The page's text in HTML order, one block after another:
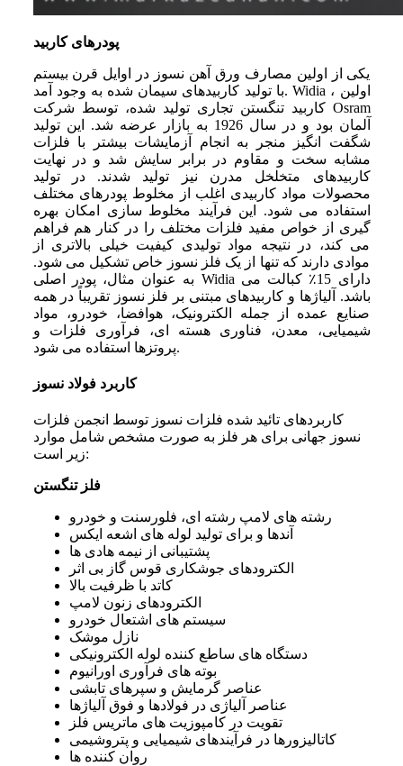
پودرهای کاربید
یکی از اولین مصارف ورق آهن نسوز در اوایل قرن بیستم
با تولید کاربیدهای سیمان شده به وجود آمد. Widia ، اولین
کاربید تنگستن تجاری تولید شده، توسط شرکت Osram
آلمان بود و در سال 1926 به بازار عرضه شد. این تولید
شگفت ‌انگیز منجر به انجام آزمایشات بیشتر با فلزات
مشابه سخت و مقاوم در برابر سایش شد و در نهایت
کاربیدهای متخلخل مدرن نیز تولید شدند. در تولید
محصولات مواد کاربیدی اغلب از مخلوط پودرهای مختلف
استفاده می ‌شود. این فرآیند مخلوط سازی امکان بهره
‌گیری از خواص مفید فلزات مختلف را در کنار هم فراهم
می‌ کند، در نتیجه مواد تولیدی کیفیت خیلی بالاتری از
موادی دارند که تنها از یک فلز نسوز خاص تشکیل می ‌شود.
به ‌عنوان‌ مثال، پودر اصلی Widia دارای 15٪ کبالت می
‌باشد. آلیاژها و کاربیدهای مبتنی بر فلز نسوز تقریباً در همه
صنایع عمده از جمله الکترونیک، هوافضا، خودرو، مواد
شیمیایی، معدن، فناوری هسته‌ ای، فرآوری فلزات و
پروتزها استفاده می ‌شود.
کاربرد فولاد نسوز
کاربردهای تائید شده فلزات نسوز توسط انجمن فلزات
نسوز جهانی برای هر فلز به ‌صورت مشخص شامل موارد
زیر است:
فلز تنگستن
رشته ‌های لامپ رشته‌ ای، فلورسنت و خودرو
آندها و برای تولید لوله ‌های اشعه ایکس
پشتیبانی از نیمه هادی‌ ها
الکترودهای جوشکاری قوس گاز بی‌ اثر
کاتد با ظرفیت بالا
الکترودهای زنون لامپ
سیستم ‌های اشتعال خودرو
نازل موشک
دستگاه‌ های ساطع کننده لوله الکترونیکی
بوته ‌های فرآوری اورانیوم
عناصر گرمایش و سپرهای تابشی
عناصر آلیاژی در فولادها و فوق آلیاژها
تقویت در کامپوزیت‌ های ماتریس فلز
کاتالیزورها در فرآیندهای شیمیایی و پتروشیمی
روان کننده‌ ها